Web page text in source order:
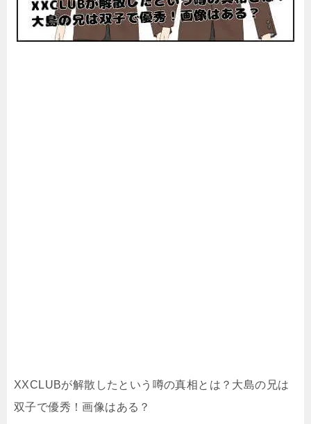
XXCLUBが解散したという噂の真相とは？大島の兄は
双子で優秀！画像はある？